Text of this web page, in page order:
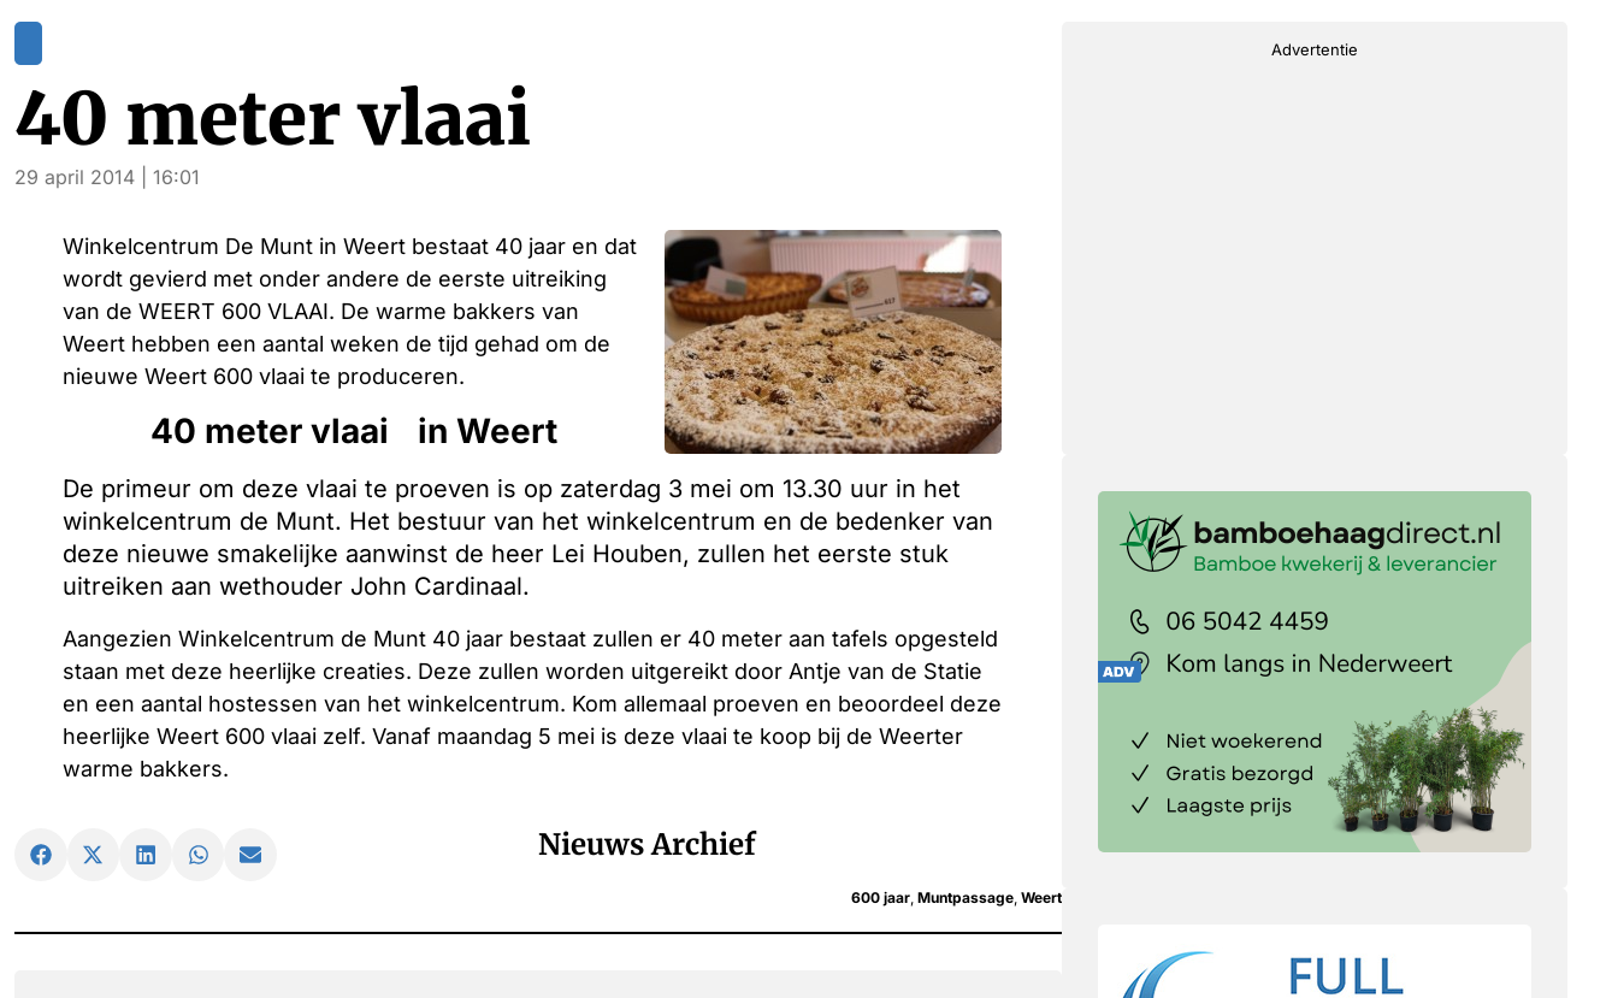
40 meter vlaai
29 april 2014 | 16:01
Winkelcentrum De Munt in Weert bestaat 40 jaar en dat
wordt gevierd met onder andere de eerste uitreiking
van de WEERT 600 VLAAI. De warme bakkers van
Weert hebben een aantal weken de tijd gehad om de
nieuwe Weert 600 vlaai te produceren.
40 meter vlaai in Weert
De primeur om deze vlaai te proeven is op zaterdag 3 mei om 13.30 uur in het
winkelcentrum de Munt. Het bestuur van het winkelcentrum en de bedenker van
deze nieuwe smakelijke aanwinst de heer Lei Houben, zullen het eerste stuk
uitreiken aan wethouder John Cardinaal.
Aangezien Winkelcentrum de Munt 40 jaar bestaat zullen er 40 meter aan tafels opgesteld
staan met deze heerlijke creaties. Deze zullen worden uitgereikt door Antje van de Statie
en een aantal hostessen van het winkelcentrum. Kom allemaal proeven en beoordeel deze
heerlijke Weert 600 vlaai zelf. Vanaf maandag 5 mei is deze vlaai te koop bij de Weerter
warme bakkers.
Nieuws Archief
600 jaar Muntpassage Weert
Advertentie